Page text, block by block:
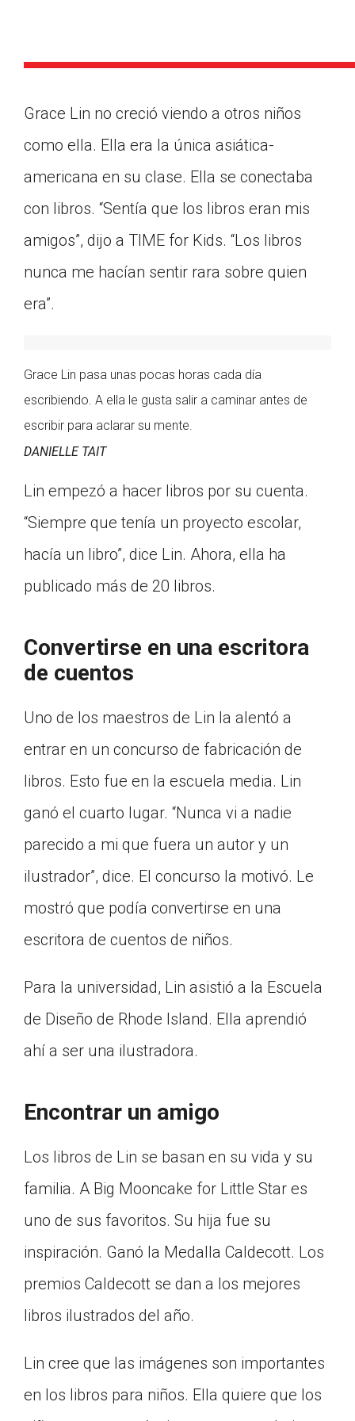
Grace Lin no creció viendo a otros niños
como ella. Ella era la única asiática-
americana en su clase. Ella se conectaba
con libros. “Sentía que los libros eran mis
amigos”, dijo a TIME for Kids. “Los libros
nunca me hacían sentir rara sobre quien
era”.
Grace Lin pasa unas pocas horas cada día
escribiendo. A ella le gusta salir a caminar antes de
escribir para aclarar su mente.
DANIELLE TAIT
Lin empezó a hacer libros por su cuenta.
“Siempre que tenía un proyecto escolar,
hacía un libro”, dice Lin. Ahora, ella ha
publicado más de 20 libros.
Convertirse en una escritora
de cuentos
Uno de los maestros de Lin la alentó a
entrar en un concurso de fabricación de
libros. Esto fue en la escuela media. Lin
ganó el cuarto lugar. “Nunca vi a nadie
parecido a mi que fuera un autor y un
ilustrador”, dice. El concurso la motivó. Le
mostró que podía convertirse en una
escritora de cuentos de niños.
Para la universidad, Lin asistió a la Escuela
de Diseño de Rhode Island. Ella aprendió
ahí a ser una ilustradora.
Encontrar un amigo
Los libros de Lin se basan en su vida y su
familia. A Big Mooncake for Little Star es
uno de sus favoritos. Su hija fue su
inspiración. Ganó la Medalla Caldecott. Los
premios Caldecott se dan a los mejores
libros ilustrados del año.
Lin cree que las imágenes son importantes
en los libros para niños. Ella quiere que los
Click on the icon above to share the article with
Choose an action. Options might include
creating an assignment or asking a question.